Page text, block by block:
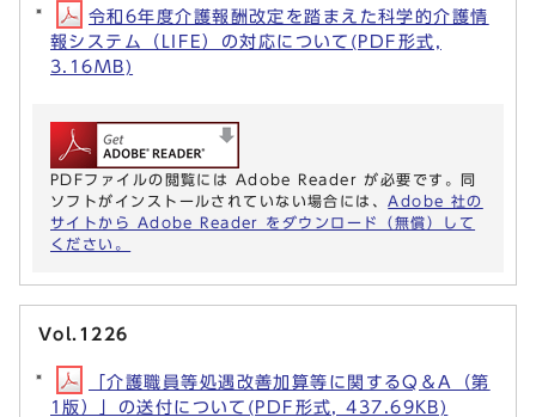
令和6年度介護報酬改定を踏まえた科学的介護情
報システム（LIFE）の対応について(PDF形式,
3.16MB)
PDFファイルの閲覧には Adobe Reader が必要です。同
ソフトがインストールされていない場合には、 Adobe 社の
サイトから Adobe Reader をダウンロード（無償）して
ください。
Vol.1226
「介護職員等処遇改善加算等に関するQ＆A（第
1版）」の送付について(PDF形式, 437.69KB)